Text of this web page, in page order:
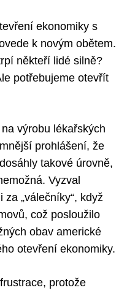
ekonomiky s
k novým obětem.
někteří lidé silně?
potřebujeme otevřít
výrobu lékařských
prohlášení, že
takové úrovně,
Vyzval
„válečníky“, když
což posloužilo
obav americké
otevření ekonomiky.
protože